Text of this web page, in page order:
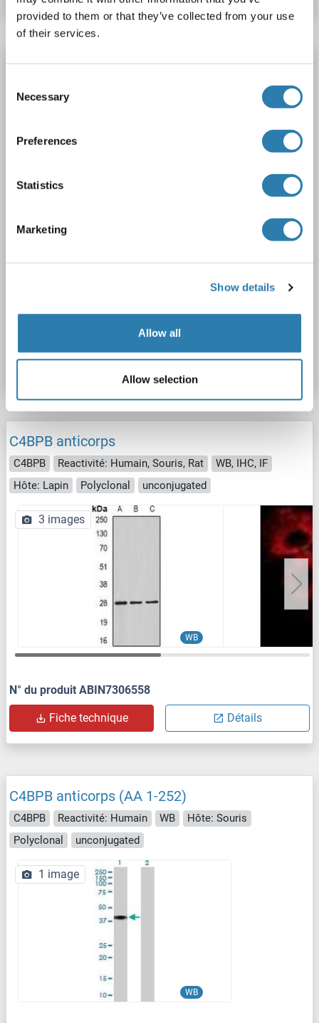
provided to them or that they’ve collected from your use
of their services.
Selection
Necessary
Preferences
Statistics
Marketing
Show details
Allow all
Allow selection
Recombinant C4BPB anticorps
unconjugated
N° du produit ABIN7798141
Fiche technique Détails
C4BPB anticorps
C4BPB Reactivité: Humain, Souris, Rat
WB, IHC, IF
Hôte: Lapin
Polyclonal unconjugated
WB
3 images
N° du produit ABIN7306558
Fiche technique Détails
C4BPB anticorps (AA 1-252)
C4BPB Reactivité: Humain WB
Hôte: Souris
Polyclonal
unconjugated
WB
1 image